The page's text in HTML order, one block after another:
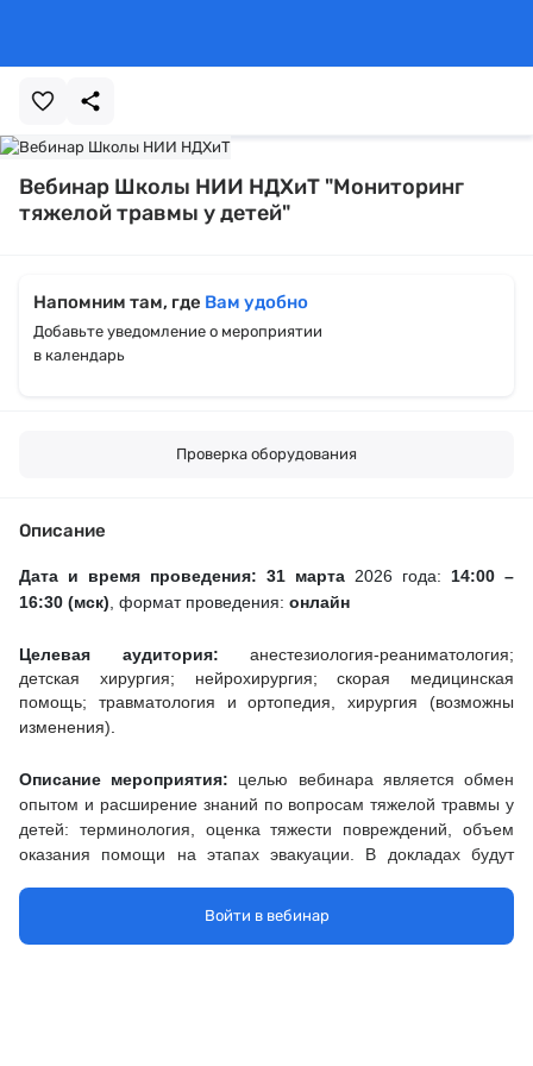
Вебинар Школы НИИ НДХиТ "Мониторинг
тяжелой травмы у детей"
Напомним там, где Вам удобно
Добавьте уведомление о мероприятии
в календарь
Проверка оборудования
Описание
Дата и время проведения: 31 марта 2026 года: 14:00 –
16:30 (мск) , формат проведения: онлайн
Целевая аудитория: анестезиология-реаниматология;
детская хирургия; нейрохирургия; скорая медицинская
помощь; травматология и ортопедия, хирургия (возможны
изменения)
Описание мероприятия: целью вебинара является обмен
опытом и расширение знаний по вопросам тяжелой травмы у
детей: терминология, оценка тяжести повреждений, объем
оказания помощи на этапах эвакуации. В докладах будут
современные подходы к визуализации, хирургической
Войти в вебинар